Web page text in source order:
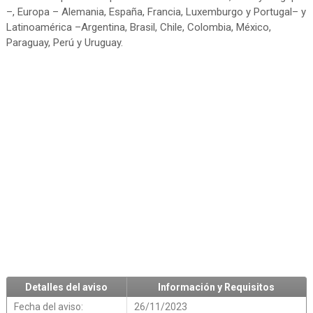
–, Europa – Alemania, España, Francia, Luxemburgo y Portugal– y
Latinoamérica –Argentina, Brasil, Chile, Colombia, México,
Paraguay, Perú y Uruguay.
Detalles del aviso
Información y Requisitos
Fecha del aviso:
26/11/2023